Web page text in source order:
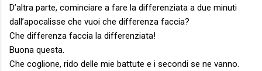
D’altra parte, cominciare a fare la differenziata a due minuti
dall’apocalisse che vuoi che differenza faccia?
Che differenza faccia la differenziata!
Buona questa.
Che coglione, rido delle mie battute e i secondi se ne vanno.